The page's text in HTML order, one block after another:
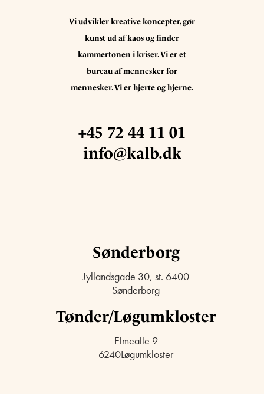
Vi udvikler kreative koncepter, gør
kunst ud af kaos og finder
kammertonen i kriser. Vi er et
bureau af mennesker for
mennesker. Vi er hjerte og hjerne.
+45 72 44 11 01
info@kalb.dk
Sønderborg
Jyllandsgade 30, st. 6400
Sønderborg
Tønder/Løgumkloster
Elmealle 9
6240Løgumkloster